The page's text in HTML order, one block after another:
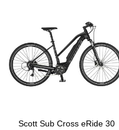
Scott Sub Cross eRide 30